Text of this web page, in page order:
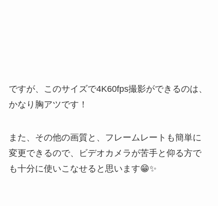
ですが、このサイズで4K60fps撮影ができるのは、
かなり胸アツです！
また、その他の画質と、フレームレートも簡単に
変更できるので、ビデオカメラが苦手と仰る方で
も十分に使いこなせると思います😁✨